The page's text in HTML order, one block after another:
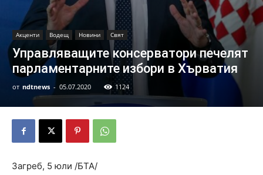
Акценти Водещ Новини Свят
Управляващите консерватори печелят
парламентарните избори в Хърватия
от ndtnews - 05.07.2020 1124
Загреб, 5 юли /БТА/